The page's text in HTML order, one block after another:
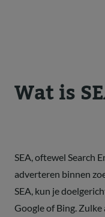
Wat is
SEA, oftewel Search
adverteren binnen
SEA, kun je
Google of Bing.